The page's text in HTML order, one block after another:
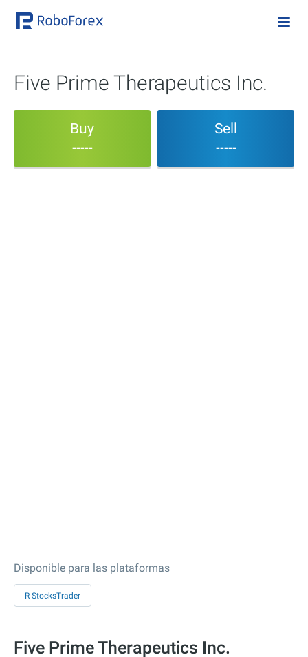
Five Prime Therapeutics Inc.
Buy
-----
Sell
-----
Disponible para las plataformas
R StocksTrader
Five Prime Therapeutics Inc.